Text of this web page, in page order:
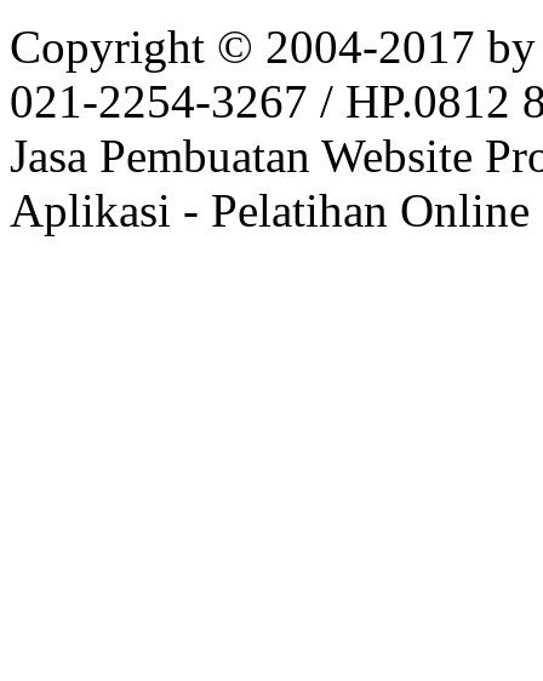
Copyright © 2004-2017 by
021-2254-3267 / HP.0812
Jasa Pembuatan Website
Aplikasi - Pelatihan Online